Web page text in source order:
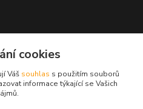
cookies
Váš souhlas s použitím souborů
informace týkající se Vašich